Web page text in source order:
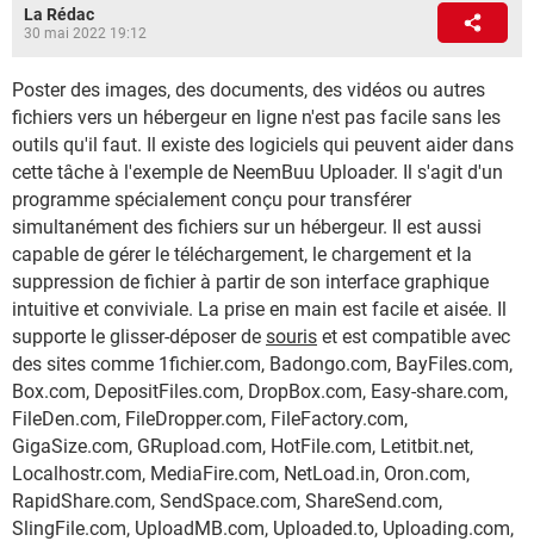
La Rédac
30 mai 2022 19:12
Poster des images, des documents, des vidéos ou autres
fichiers vers un hébergeur en ligne n'est pas facile sans les
outils qu'il faut. Il existe des logiciels qui peuvent aider dans
cette tâche à l'exemple de NeemBuu Uploader. Il s'agit d'un
programme spécialement conçu pour transférer
simultanément des fichiers sur un hébergeur. Il est aussi
capable de gérer le téléchargement, le chargement et la
suppression de fichier à partir de son interface graphique
intuitive et conviviale. La prise en main est facile et aisée. Il
supporte le glisser-déposer de souris et est compatible avec
des sites comme 1fichier.com, Badongo.com, BayFiles.com,
Box.com, DepositFiles.com, DropBox.com, Easy-share.com,
FileDen.com, FileDropper.com, FileFactory.com,
GigaSize.com, GRupload.com, HotFile.com, Letitbit.net,
Localhostr.com, MediaFire.com, NetLoad.in, Oron.com,
RapidShare.com, SendSpace.com, ShareSend.com,
SlingFile.com, UploadMB.com, Uploaded.to, Uploading.com,